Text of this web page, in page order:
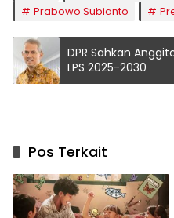
Prabowo Subianto
DPR Sahkan
LPS 2025-2030
Pos Terkait